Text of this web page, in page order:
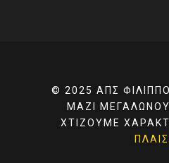
© 2025 ΑΠΣ
ΜΑΖΊ
ΧΤΊΖΟΥΜΕ